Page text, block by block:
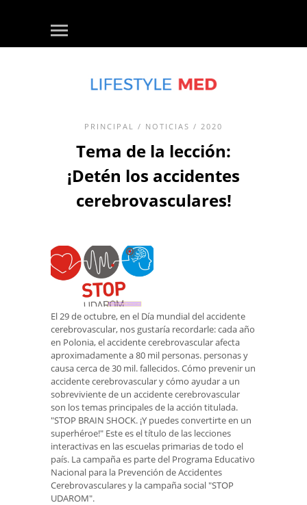
PRINCIPAL / NOTICIAS / 2020
Tema de la lección:
¡Detén los accidentes
cerebrovasculares!
El 29 de octubre, en el Día mundial del accidente
cerebrovascular, nos gustaría recordarle: cada año
en Polonia, el accidente cerebrovascular afecta
aproximadamente a 80 mil personas. personas y
causa cerca de 30 mil. fallecidos. Cómo prevenir un
accidente cerebrovascular y cómo ayudar a un
sobreviviente de un accidente cerebrovascular
son los temas principales de la acción titulada.
"STOP BRAIN SHOCK. ¡Y puedes convertirte en un
superhéroe!" Este es el título de las lecciones
interactivas en las escuelas primarias de todo el
país. La campaña es parte del Programa Educativo
Nacional para la Prevención de Accidentes
Cerebrovasculares y la campaña social "STOP
UDAROM".